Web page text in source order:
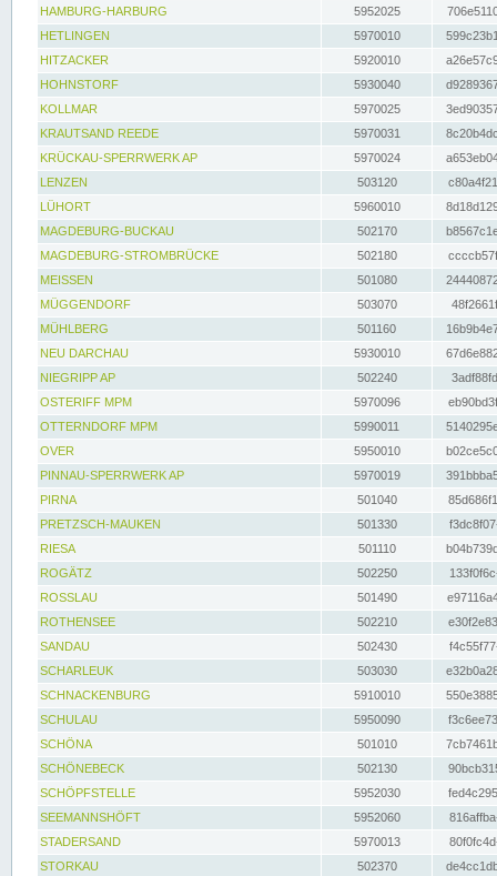
HAMBURG-HARBURG
5952025
HETLINGEN
5970010
HITZACKER
5920010
HOHNSTORF
5930040
KOLLMAR
5970025
KRAUTSAND REEDE
5970031
KRÜCKAU-SPERRWERK AP
5970024
LENZEN
503120
LÜHORT
5960010
MAGDEBURG-BUCKAU
502170
MAGDEBURG-STROMBRÜCKE
502180
MEISSEN
501080
MÜGGENDORF
503070
MÜHLBERG
501160
NEU DARCHAU
5930010
NIEGRIPP AP
502240
OSTERIFF MPM
5970096
OTTERNDORF MPM
5990011
OVER
5950010
PINNAU-SPERRWERK AP
5970019
PIRNA
501040
PRETZSCH-MAUKEN
501330
RIESA
501110
ROGÄTZ
502250
ROSSLAU
501490
ROTHENSEE
502210
SANDAU
502430
SCHARLEUK
503030
SCHNACKENBURG
5910010
SCHULAU
5950090
SCHÖNA
501010
SCHÖNEBECK
502130
SCHÖPFSTELLE
5952030
SEEMANNSHÖFT
5952060
STADERSAND
5970013
STORKAU
502370